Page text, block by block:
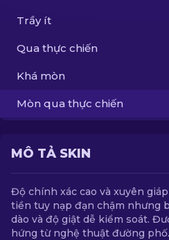
Trầy ít
Qua thực chiến
Khá mòn
Mòn qua thực chiến
MÔ TẢ SKIN
Độ chính xác cao và xuyên
tiền tuy nạp đạn chậm nhưng
dào và độ giật dễ kiểm soát.
hứng từ nghệ thuật đường phố.